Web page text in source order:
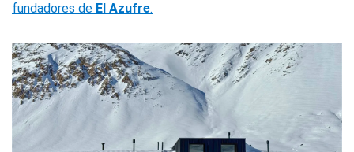
fundadores de El Azufre.